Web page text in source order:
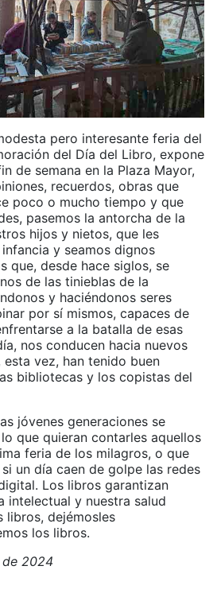
pero interesante feria del
del Día del Libro, expone
de semana en la Plaza Mayor,
recuerdos, obras que
poco o mucho tiempo y que
pasemos la antorcha de la
hijos y nietos, que les
y seamos dignos
que, desde hace siglos, se
de las tinieblas de la
y haciéndonos seres
por sí mismos, capaces de
a la batalla de esas
nos conducen hacia nuevos
vez, han tenido buen
bibliotecas y los copistas del
jóvenes generaciones se
que quieran contarles aquellos
feria de los milagros, o que
un día caen de golpe las redes
Los libros garantizan
intelectual y nuestra salud
libros, dejémosles
los libros.
de 2024